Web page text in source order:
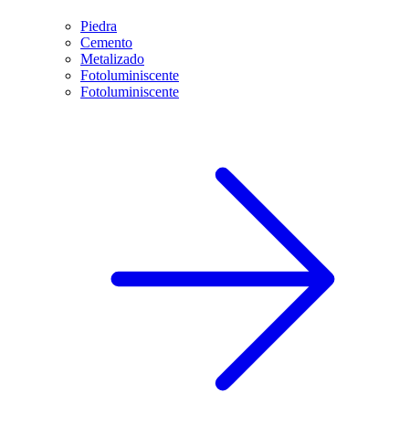
Piedra
Cemento
Metalizado
Fotoluminiscente
Fotoluminiscente